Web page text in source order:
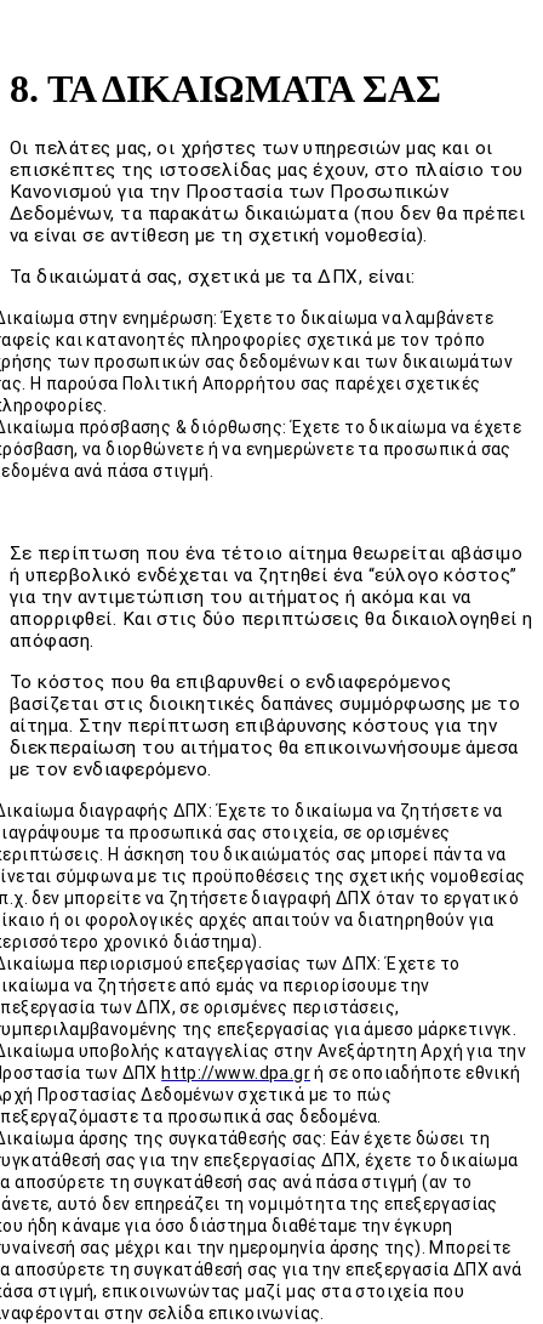
8. ΤΑ ΔΙΚΑΙΩΜΑΤΑ ΣΑΣ
Οι πελάτες μας, οι χρήστες των υπηρεσιών μας και οι
επισκέπτες της ιστοσελίδας μας έχουν, στο πλαίσιο του
Κανονισμού για την Προστασία των Προσωπικών
Δεδομένων, τα παρακάτω δικαιώματα (που δεν θα πρέπει
να είναι σε αντίθεση με τη σχετική νομοθεσία).
Τα δικαιώματά σας, σχετικά με τα ΔΠΧ, είναι:
στην ενημέρωση: Έχετε το δικαίωμα να λαμβάνετε
και κατανοητές πληροφορίες σχετικά με τον τρόπο
των προσωπικών σας δεδομένων και των δικαιωμάτων
Η παρούσα Πολιτική Απορρήτου σας παρέχει σχετικές
πρόσβασης & διόρθωσης: Έχετε το δικαίωμα να έχετε
να διορθώνετε ή να ενημερώνετε τα προσωπικά σας
ανά πάσα στιγμή.
Σε περίπτωση που ένα τέτοιο αίτημα θεωρείται αβάσιμο
ή υπερβολικό ενδέχεται να ζητηθεί ένα “εύλογο κόστος”
για την αντιμετώπιση του αιτήματος ή ακόμα και να
απορριφθεί. Και στις δύο περιπτώσεις θα δικαιολογηθεί η
απόφαση.
Το κόστος που θα επιβαρυνθεί ο ενδιαφερόμενος
βασίζεται στις διοικητικές δαπάνες συμμόρφωσης με το
αίτημα. Στην περίπτωση επιβάρυνσης κόστουςγια την
διεκπεραίωση του αιτήματος θα επικοινωνήσουμε άμεσα
με τον ενδιαφερόμενο.
διαγραφής ΔΠΧ: Έχετε το δικαίωμα να ζητήσετε να
τα προσωπικά σας στοιχεία, σε ορισμένες
Η άσκηση του δικαιώματός σας μπορεί πάντα να
σύμφωνα με τις προϋποθέσεις της σχετικής νομοθεσίας
δεν μπορείτε να ζητήσετε διαγραφή ΔΠΧ όταν το εργατικό
ή οι φορολογικές αρχές απαιτούν να διατηρηθούν για
χρονικό διάστημα).
περιορισμού επεξεργασίας των ΔΠΧ: Έχετε το
να ζητήσετε από εμάς να περιορίσουμε την
των ΔΠΧ, σε ορισμένες περιστάσεις,
της επεξεργασίας για άμεσο μάρκετινγκ.
υποβολής καταγγελίας στην Ανεξάρτητη Αρχή για την
των ΔΠΧ http://www.dpa.grή σε οποιαδήποτε εθνική
Προστασίας Δεδομένων σχετικά με το πώς
τα προσωπικά σας δεδομένα.
άρσης της συγκατάθεσής σας: Εάν έχετε δώσει τη
σας για την επεξεργασίας ΔΠΧ, έχετε το δικαίωμα
αποσύρετε τη συγκατάθεσή σας ανά πάσα στιγμή (αν το
αυτό δεν επηρεάζει τη νομιμότητα της επεξεργασίας
ήδη κάναμε για όσο διάστημα διαθέταμε την έγκυρη
σας μέχρι και την ημερομηνία άρσης της). Μπορείτε
αποσύρετε τη συγκατάθεσή σας για την επεξεργασία ΔΠΧ ανά
στιγμή, επικοινωνώντας μαζί μας στα στοιχεία που
στην σελίδα επικοινωνίας.